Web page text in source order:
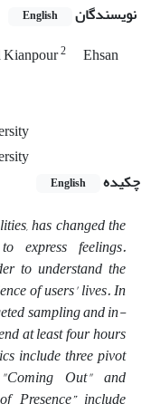
نویسندگان English
2
Ehsan
چکیده
English
has changed the
express feelings.
to understand the
of users' lives. In
sampling and in-
at least four hours
include three pivot
Out" and